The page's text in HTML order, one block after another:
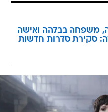
משפחה בבלהה ואישה
סקירת סדרות חדשות